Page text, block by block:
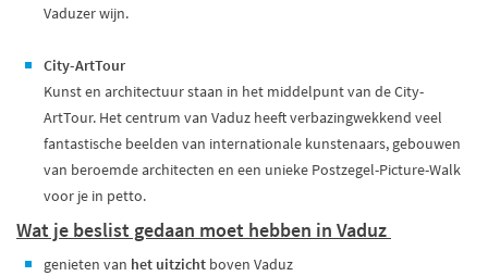
Vaduzer wijn.
City-ArtTour
Kunst en architectuur staan in het middelpunt van de City-
ArtTour. Het centrum van Vaduz heeft verbazingwekkend veel
fantastische beelden van internationale kunstenaars, gebouwen
van beroemde architecten en een unieke Postzegel-Picture-Walk
voor je in petto.
Wat je beslist gedaan moet hebben in Vaduz
genieten van het uitzicht boven Vaduz